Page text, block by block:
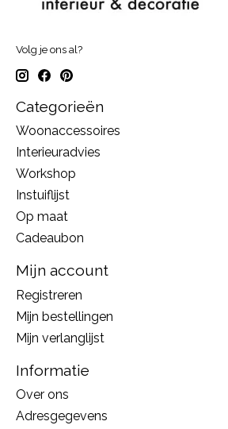
Volg je ons al?
Categorieën
Woonaccessoires
Interieuradvies
Workshop
Instuiflijst
Op maat
Cadeaubon
Mijn account
Registreren
Mijn bestellingen
Mijn verlanglijst
Informatie
Over ons
Adresgegevens